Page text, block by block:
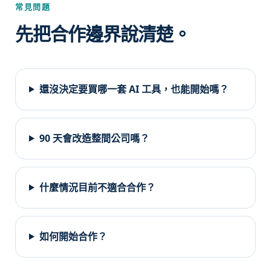
常見問題
先把合作邊界說清楚。
還沒決定要買哪一套 AI 工具，也能開始嗎？
90 天會改造整間公司嗎？
什麼情況目前不適合合作？
如何開始合作？